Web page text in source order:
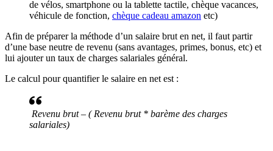
de vélos, smartphone ou la tablette tactile, chèque vacances,
véhicule de fonction, chèque cadeau amazon etc)
Afin de préparer la méthode d’un salaire brut en net, il faut partir
d’une base neutre de revenu (sans avantages, primes, bonus, etc) et
lui ajouter un taux de charges salariales général.
Le calcul pour quantifier le salaire en net est :
Revenu brut – ( Revenu brut * barème des charges
salariales)